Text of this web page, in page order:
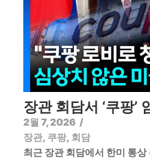
장관 회담서 ‘쿠팡’
2월 7, 2026 /
장관, 쿠팡, 회담
최근 장관 회담에서 한미 통